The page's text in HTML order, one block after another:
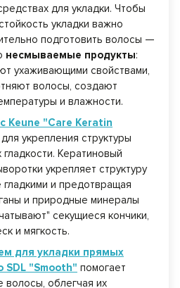
для укладки. Чтобы
укладки важно
подготовить волосы —
несмываемые продукты:
ухаживающими свойствами,
волосы, создают
и влажности.
Keune "Care Keratin
укрепления структуры
Кератиновый
укрепляет структуру
и предотвращая
и природные минералы
секущиеся кончики,
и мягкость.
для укладки прямых
SDL "Smooth" помогает
волосы, облегчая их